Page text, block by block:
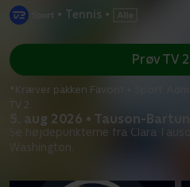
• Tennis •
5. aug 2026 • Tauson-
Se højdepunkterne fra Clara
Washington.
Prøv TV
*Kræver pakken Favorit + Sport.
TV 2.